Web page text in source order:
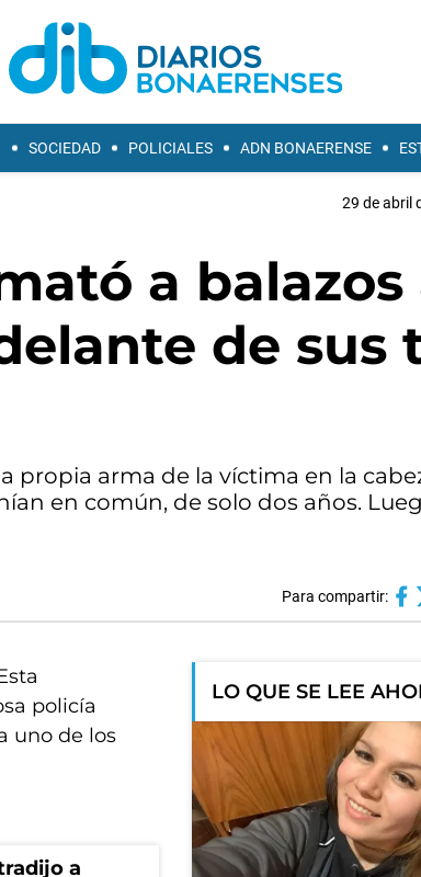
SOCIEDAD POLICIALES ADN BONAERENSE
29 de abril
a balazos
de sus
propia arma de la víctima en la
en común, de solo dos años.
Para compartir:
policía
uno de los
a
LO QUE SE LEE